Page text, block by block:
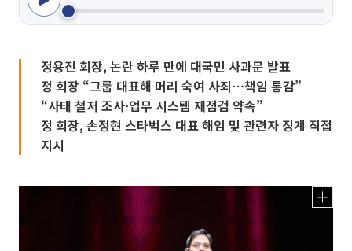
정용진 회장, 논란 하루 만에 대국민 사과문 발표
정 회장 “그룹 대표해 머리 숙여 사죄⋯책임 통감”
“사태 철저 조사·업무 시스템 재점검 약속”
정 회장, 손정현 스타벅스 대표 해임 및 관련자 징계 직접
지시